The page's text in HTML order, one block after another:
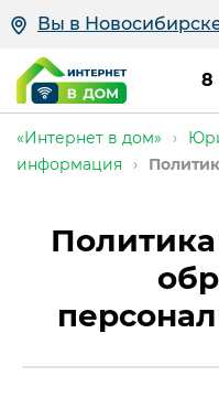
Вы в
8
«Интернет в дом» ›
информация
›